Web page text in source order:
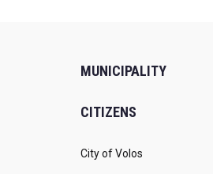
MUNICIPALITY
CITIZENS
City of Volos